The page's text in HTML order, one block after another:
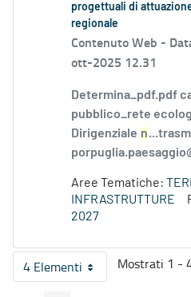
progettuali di
regionale
Contenuto Web -
ott-2025 12.31
Determina_pdf.pdf
pubblico_rete
Dirigenziale n
Aree Tematiche:
INFRASTRUTTURE
2027
4 ElementiPer pagina
Mostrati 1 -